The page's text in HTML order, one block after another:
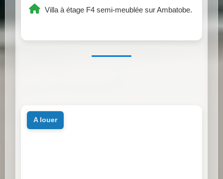
Villa à étage F4 semi-meublée sur Ambatobe.
a louer